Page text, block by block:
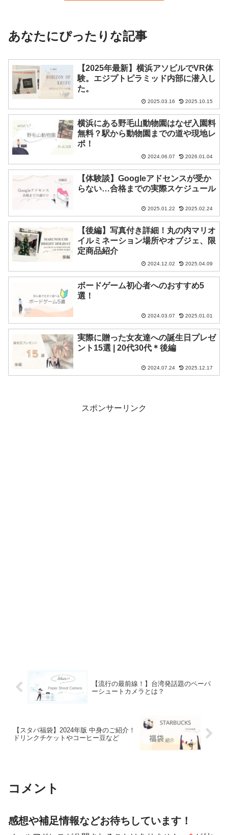
あなたにぴったりな記事
【2025年最新】横浜アソビルでVR体
験。エジプトピラミッド内部に潜入し
た。
2025.03.16 2025.10.15
横浜にある野毛山動物園はなぜ入園料
無料？駅から動物園までの道や現地レ
ポ！
2024.06.07 2026.01.04
【体験談】Googleアドセンスが受か
らない…合格までの実際スケジュール
2025.01.22 2025.02.24
【後編】写真付き詳細！丸の内マリオ
イルミネーション場所やオブジェ、限
定商品紹介
2024.12.02 2025.04.09
ボードゲーム初心者へのおすすめ5
選！
2024.03.07 2025.01.01
実際に贈った女友達への誕生日プレゼ
ント15選 | 20代30代＊後編
2024.07.24 2025.12.17
スポンサーリンク
【流行の最前線！】台湾発話題のペーパ
ーシュートカメラとは？
【スタバ福袋】2024年版 中身のご紹介！
ドリンクチケットやコーヒー豆など
コメント
感想や補足情報などお待ちしています！